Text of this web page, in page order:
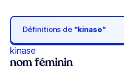
Définitions de “kinase“
kinase
nom féminin